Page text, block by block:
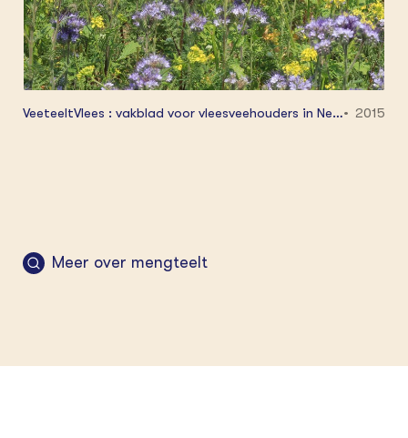
VeeteeltVlees : vakblad voor vleesveehouders in Ned
2015
Meer over mengteelt